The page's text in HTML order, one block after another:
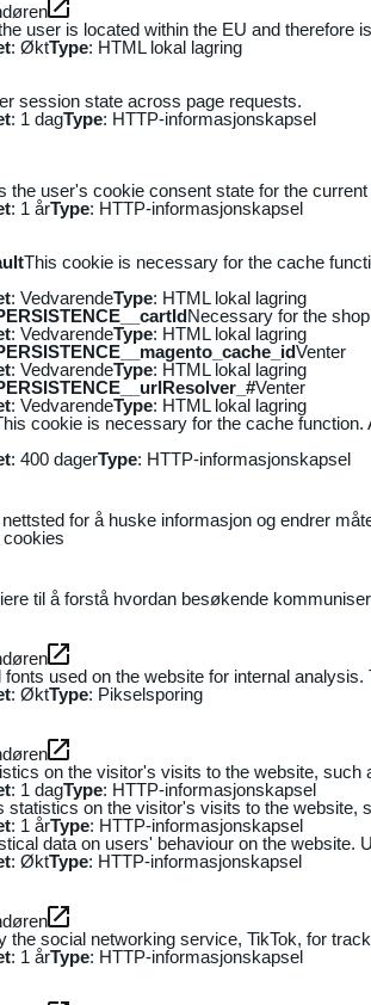
user is located within the EU and therefore
: ØktType: HTML lokal lagring
session state across page requests.
: 1 dagType: HTTP-informasjonskapsel
the user's cookie consent state for the
: 1 årType: HTTP-informasjonskapsel
This cookie is necessary for the cache
: VedvarendeType: HTML lokal lagring
Necessary for the
: VedvarendeType: HTML lokal lagring
Venter
: VedvarendeType: HTML lokal lagring
Venter
: VedvarendeType: HTML lokal lagring
cookie is necessary for the cache
: 400 dagerType: HTTP-informasjonskapsel
for å huske informasjon og endrer
til å forstå hvordan besøkende
used on the website for internal
: ØktType: Pikselsporing
on the visitor's visits to the website,
: 1 dagType: HTTP-informasjonskapsel
statistics on the visitor's visits to the website,
: 1 årType: HTTP-informasjonskapsel
data on users' behaviour on the website.
: ØktType: HTTP-informasjonskapsel
the social networking service, TikTok, for
: 1 årType: HTTP-informasjonskapsel